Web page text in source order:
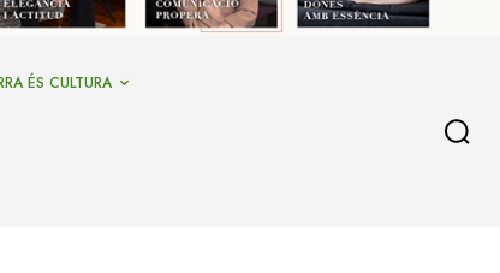
ÉS CULTURA